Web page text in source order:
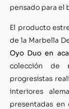
pensado para el
El producto
de la Marbella
Oyo Duo en
colección de
progresistas
interiores
presentadas en